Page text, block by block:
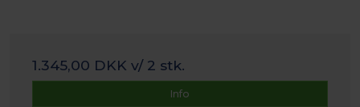
1.345,00 DKK v/ 2 stk.
Info